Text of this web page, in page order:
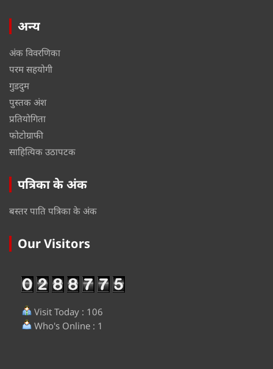
अन्य
अंक विवरणिका
परम सहयोगी
गुडदुम
पुस्तक अंश
प्रतियोगिता
फोटोग्राफी
साहित्यिक उठापटक
पत्रिका के अंक
बस्तर पाति पत्रिका के अंक
Our Visitors
Visit Today : 106
Who's Online : 1